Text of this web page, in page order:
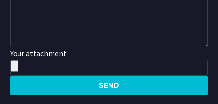
Your attachment